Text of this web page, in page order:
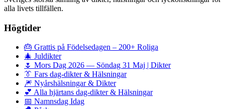
alla livets tillfällen.
Högtider
🎂 Grattis på Födelsedagen – 200+ Roliga
🎄 Juldikter
🌷 Mors Dag 2026 — Söndag 31 Maj | Dikter
👔 Fars dag-dikter & Hälsningar
🎆 Nyårshälsningar & Dikter
💕 Alla hjärtans dag-dikter & Hälsningar
📅 Namnsdag Idag